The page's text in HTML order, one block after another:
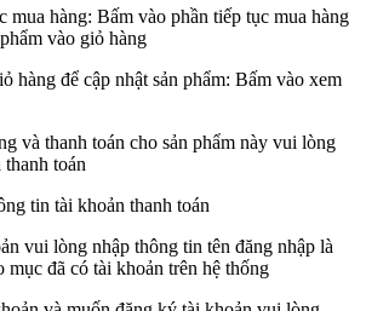
mua hàng: Bấm vào phần tiếp tục mua hàng
vào giỏ hàng
hàng để cập nhật sản phẩm: Bấm vào xem
và thanh toán cho sản phẩm này vui lòng
toán
tin tài khoản thanh toán
vui lòng nhập thông tin tên đăng nhập là
mục đã có tài khoản trên hệ thống